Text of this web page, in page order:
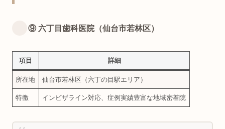
⑨ 六丁目歯科医院（仙台市若林区）
項目 詳細
所在地 仙台市若林区（六丁の目駅エリア）
特徴 インビザライン対応、症例実績豊富な地域密着院